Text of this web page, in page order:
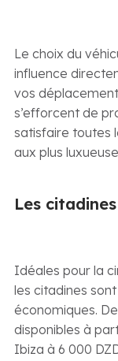
Le choix du
influence
vos
s’efforcent de
satisfaire toutes
aux plus
Les
Idéales pour la
les citadines
économiques.
disponibles à
Ibiza à 6 000